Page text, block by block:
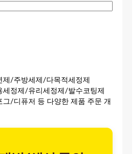
/주방세제/다목적세정제
정제/유리세정제/발수코팅제
/디퓨저 등 다양한 제품 주문 개